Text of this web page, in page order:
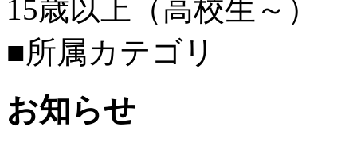
15歳以上（高校生～）
■所属カテゴリ
お知らせ